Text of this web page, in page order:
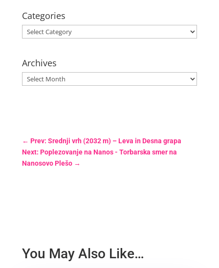
Categories
Categories
Archives
Archives
← Prev: Srednji vrh (2032 m) – Leva in Desna grapa
Next: Poplezovanje na Nanos - Torbarska smer na
Nanosovo Plešo→
You May Also Like…